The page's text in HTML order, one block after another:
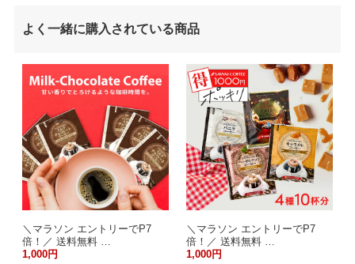
よく一緒に購入されている商品
＼マラソン エントリーでP7
倍！／ 送料無料 …
1,000円
＼マラソン エントリーでP7
倍！／ 送料無料 …
1,000円